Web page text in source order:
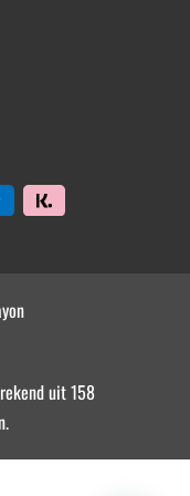
uit 158